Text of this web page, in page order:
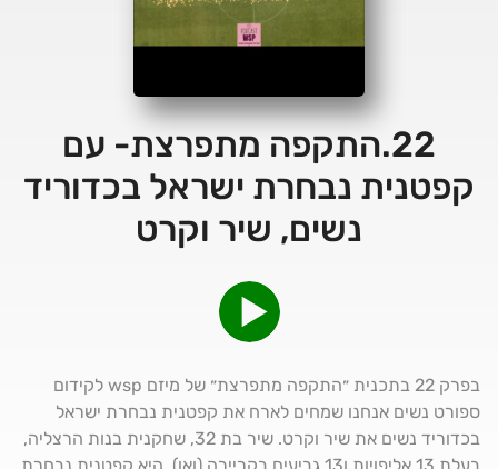
22.התקפה מתפרצת- עם
קפטנית נבחרת ישראל בכדוריד
נשים, שיר וקרט
בפרק 22 בתכנית ״התקפה מתפרצת״ של מיזם wsp לקידום
ספורט נשים אנחנו שמחים לארח את קפטנית נבחרת ישראל
בכדוריד נשים את שיר וקרט. שיר בת 32, שחקנית בנות הרצליה,